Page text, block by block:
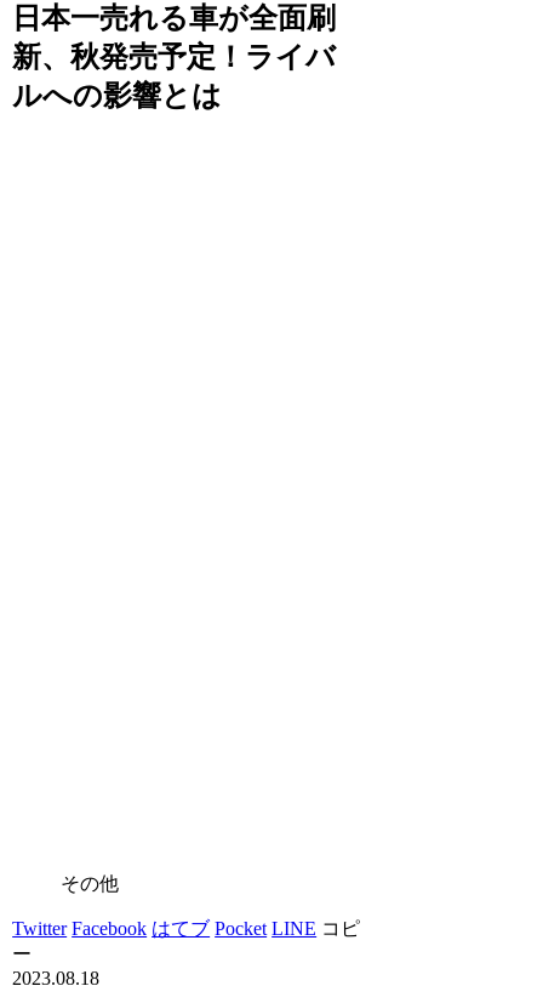
日本一売れる車が全面刷
新、秋発売予定！ライバ
ルへの影響とは
その他
Twitter Facebook はてブ Pocket LINE コピ
ー
2023.08.18